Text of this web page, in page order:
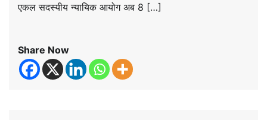
एकल सदस्यीय न्यायिक आयोग अब 8 […]
Share Now